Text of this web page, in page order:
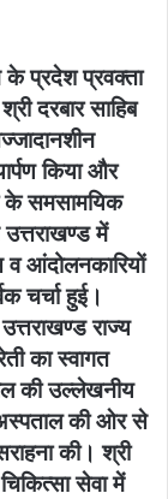
के प्रदेश प्रवक्ता
दरबार साहिब
किया और
के समसामयिक
उत्तराखण्ड में
आंदोलनकारियों
चर्चा हुई।
राज्य
का स्वागत
की उल्लेखनीय
की ओर से
की। श्री
सेवा में